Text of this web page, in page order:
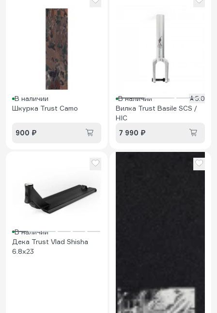
В наличии
Шкурка Trust Camo
900 ₽
В наличии
5.0
Вилка Trust Basile SCS /
HIC
7 990 ₽
В наличии
Дека Trust Vlad Shisha
6.8x23
В наличии
5.0